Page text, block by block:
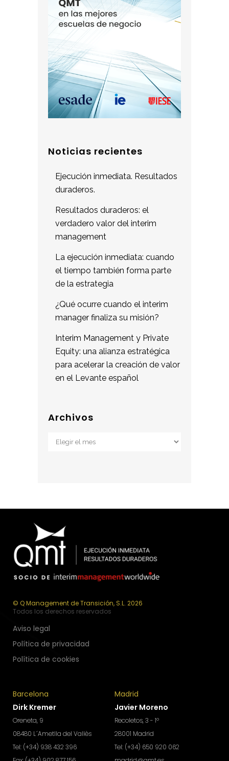
Noticias recientes
Ejecución inmediata. Resultados
duraderos.
Resultados duraderos: el
verdadero valor del interim
management
La ejecución inmediata: cuando
el tiempo también forma parte
de la estrategia
¿Qué ocurre cuando el interim
manager finaliza su misión?
Interim Management y Private
Equity: una alianza estratégica
para acelerar la creación de valor
en el Levante español
Archivos
Archivos
© Q Management de Transición, S.L. 2026
Todos los derechos reservados
Aviso legal
Política de privacidad
Política de cookies
Barcelona
Dirk Kremer
Oreneta, 9
08480 L´Ametlla del Vallès
Tel: (+34) 938 432 396
Madrid
Javier Moreno
Recoletos, 3 - 1º
28001 Madrid
Tel: (+34) 650 920 062